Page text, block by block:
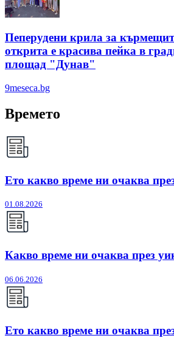
Пеперудени крила за
открита е красива пейка в
площад "Дунав"
9meseca.bg
Времето
Ето какво време ни очаква
01.08.2026
Какво време ни очаква през
06.06.2026
Ето какво време ни очаква